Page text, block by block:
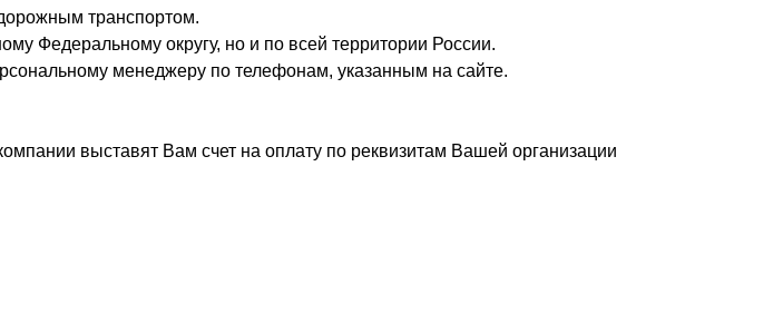
транспортом.
Федеральному округу, но и по всей территории России.
менеджеру по телефонам, указанным на сайте.
выставят Вам счет на оплату по реквизитам Вашей организации